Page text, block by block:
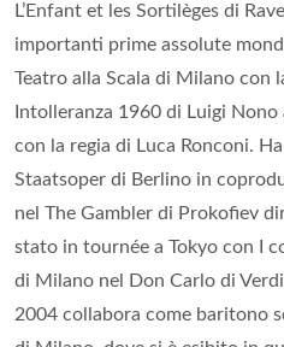
L’Enfant et les Sortilèges di
importanti prime assolute
Teatro alla Scala di Milano con
Intolleranza 1960 di Luigi Nono
con la regia di Luca Ronconi.
Staatsoper di Berlino in
nel The Gambler di Prokofiev
stato in tournée a Tokyo con I
di Milano nel Don Carlo di
2004 collabora come baritono